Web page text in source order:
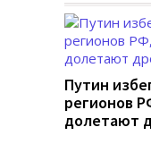
Путин
регионов
долетают